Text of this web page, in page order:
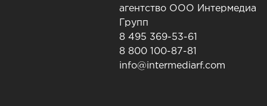
агентство ООО Интермедиа
Групп
8 495 369-53-61
8 800 100-87-81
info@intermediarf.com